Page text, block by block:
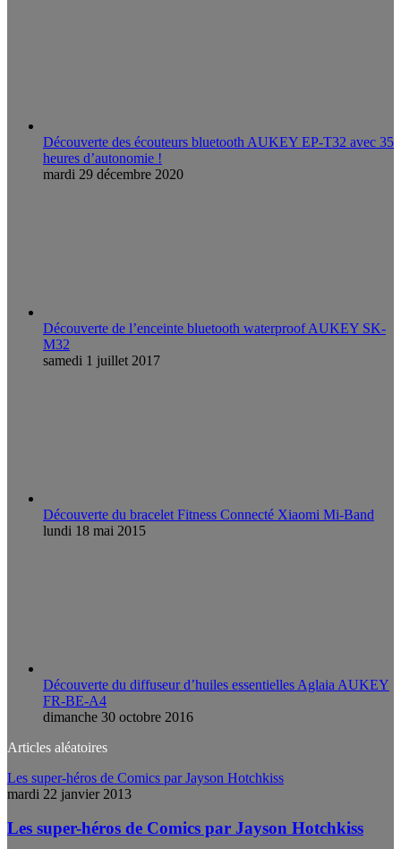
Découverte des écouteurs bluetooth AUKEY EP-T32 avec 35
heures d’autonomie !
mardi 29 décembre 2020
Découverte de l’enceinte bluetooth waterproof AUKEY SK-
M32
samedi 1 juillet 2017
Découverte du bracelet Fitness Connecté Xiaomi Mi-Band
lundi 18 mai 2015
Découverte du diffuseur d’huiles essentielles Aglaia AUKEY
FR-BE-A4
dimanche 30 octobre 2016
Articles aléatoires
Les super-héros de Comics par Jayson Hotchkiss
mardi 22 janvier 2013
Les super-héros de Comics par Jayson Hotchkiss